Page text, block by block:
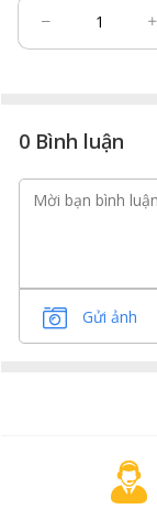
0 Bình luận
Gửi ảnh